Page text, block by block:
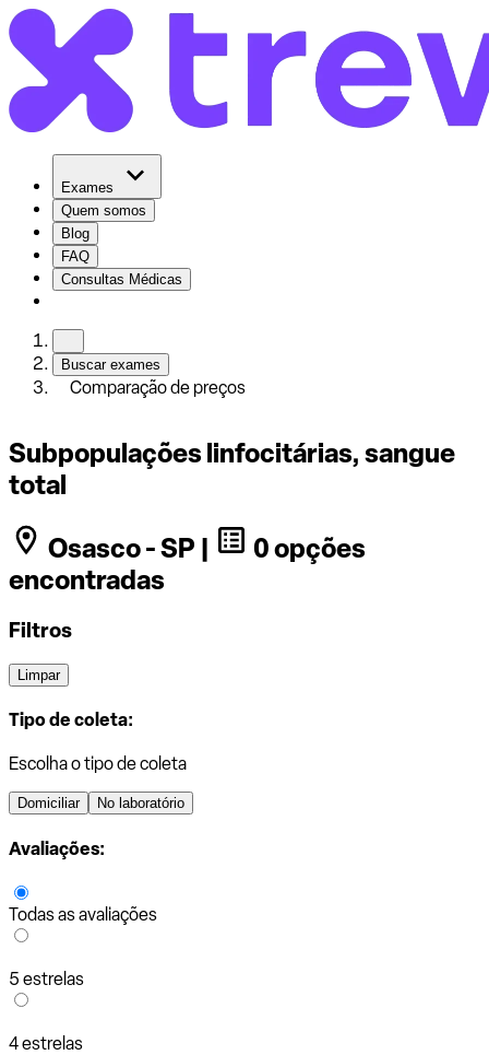
Exames
Quem somos
Blog
FAQ
Consultas Médicas
Buscar exames
Comparação de preços
Subpopulações linfocitárias, sangue
total
Osasco - SP |
0 opções
encontradas
Filtros
Limpar
Tipo de coleta:
Escolha o tipo de coleta
Domiciliar No laboratório
Avaliações:
Todas as avaliações
5 estrelas
4 estrelas